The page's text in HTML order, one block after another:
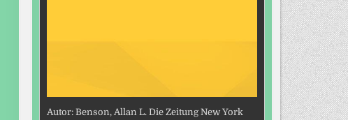
Autor: Benson, Allan L. Die Zeitung New York